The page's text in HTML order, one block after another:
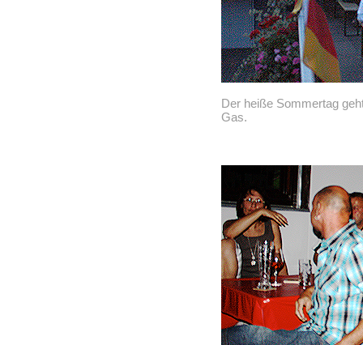
Der heiße Sommertag
Gas.